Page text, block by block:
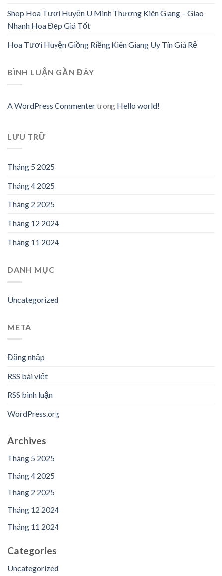
Shop Hoa Tươi Huyện U Minh Thượng Kiên Giang – Giao
Nhanh Hoa Đẹp Giá Tốt
Hoa Tươi Huyện Giồng Riềng Kiên Giang Uy Tín Giá Rẻ
BÌNH LUẬN GẦN ĐÂY
A WordPress Commentertrong Hello world!
LƯU TRỮ
Tháng 5 2025
Tháng 4 2025
Tháng 2 2025
Tháng 12 2024
Tháng 11 2024
DANH MỤC
Uncategorized
META
Đăng nhập
RSS bài viết
RSS bình luận
WordPress.org
Archives
Tháng 5 2025
Tháng 4 2025
Tháng 2 2025
Tháng 12 2024
Tháng 11 2024
Categories
Uncategorized